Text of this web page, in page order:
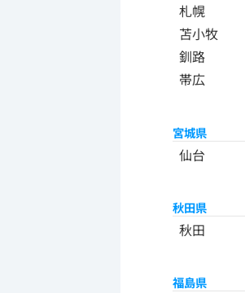
札幌
苫小牧
釧路
帯広
宮城県
仙台
秋田県
秋田
福島県